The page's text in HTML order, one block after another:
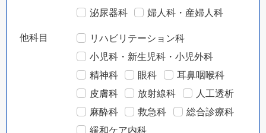
泌尿器科
婦人科・産婦人科
他科目
リハビリテーション科
小児科・新生児科・小児外科
精神科
眼科
耳鼻咽喉科
皮膚科
放射線科
人工透析
麻酔科
救急科
総合診療科
緩和ケア内科